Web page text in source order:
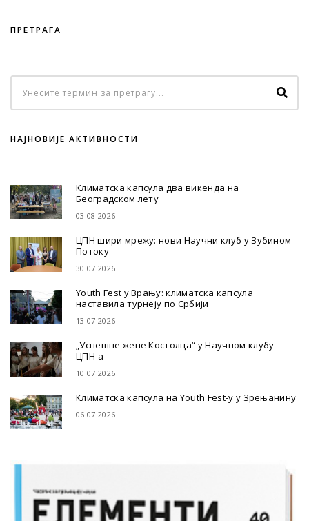
ПРЕТРАГА
НАЈНОВИЈЕ АКТИВНОСТИ
Климатска капсула два викенда на
Београдском лету
03.08.2026
ЦПН шири мрежу: нови Научни клуб у Зубином
Потоку
30.07.2026
Youth Fest у Врању: климатска капсула
наставила турнеју по Србији
13.07.2026
„Успешне жене Костолца“ у Научном клубу
ЦПН-а
10.07.2026
Климатска капсула на Youth Fest-у у Зрењанину
06.07.2026